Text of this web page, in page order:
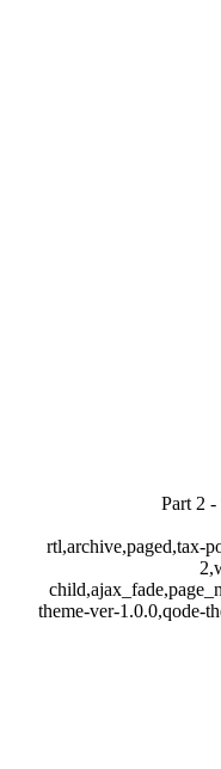
rtl,archive,paged,tax-
theme-ver-1.0.0,qode-